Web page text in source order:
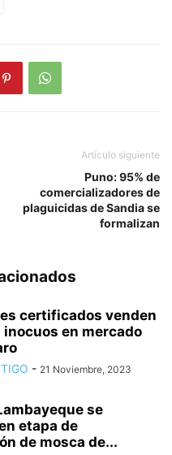
Artículo siguiente
Puno: 95% de
comercializadores de
plaguicidas de Sandia se
formalizan
certificados venden
en mercado
- 21 Noviembre, 2023
se
etapa de
de mosca de...